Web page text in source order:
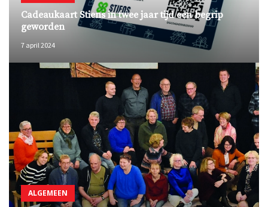
Cadeaukaart Stiens in twee jaar tijd een begrip
geworden
7 april 2024
ALGEMEEN